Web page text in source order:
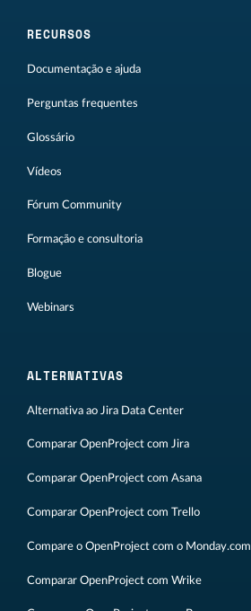
RECURSOS
Documentação e ajuda
Perguntas frequentes
Glossário
Vídeos
Fórum Community
Formação e consultoria
Blogue
Webinars
ALTERNATIVAS
Alternativa ao Jira Data Center
Comparar OpenProject com Jira
Comparar OpenProject com Asana
Comparar OpenProject com Trello
Compare o OpenProject com o Monday.com
Comparar OpenProject com Wrike